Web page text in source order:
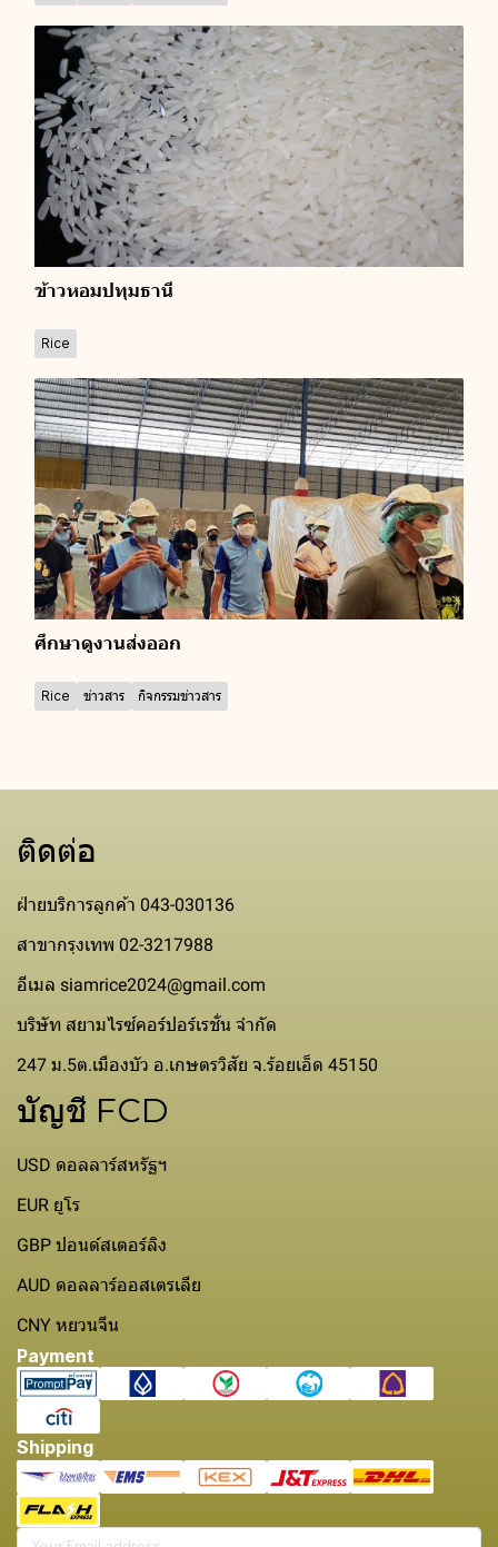
ข้าวหอมปทุมธานี
Rice
ศึกษาดูงานส่งออก
Rice ข่าวสาร กิจกรรมข่าวสาร
ติดต่อ
ฝ่ายบริการลูกค้า 043-030136
สาขากรุงเทพ 02-3217988
อีเมล siamrice2024@gmail.com
บริษัท สยามไรซ์คอร์ปอร์เรชั่น จำกัด
247 ม.5ต.เมืองบัว อ.เกษตรวิสัย จ.ร้อยเอ็ด 45150
บัญชี FCD
USD ดอลลาร์สหรัฐฯ
EUR ยูโร
GBP ปอนด์สเตอร์ลิง
AUD ดอลลาร์ออสเตรเลีย
CNY หยวนจีน
Payment
Shipping